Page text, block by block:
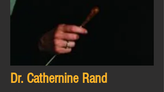
Dr. Cathernine Rand